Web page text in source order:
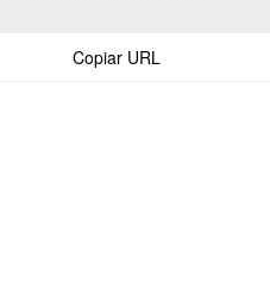
Copiar URL